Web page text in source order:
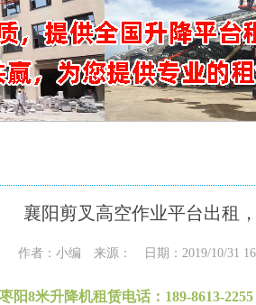
襄阳剪叉高空作业平台出租
作者：小编 来源： 日期：2019/10/31
阳8米升降机租赁电话：189-8613-2255